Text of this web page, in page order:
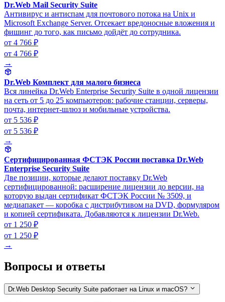
Dr.Web Mail Security Suite
Антивирус и антиспам для почтового потока на Unix и
Microsoft Exchange Server. Отсекает вредоносные вложения и
фишинг до того, как письмо дойдёт до сотрудника.
от 4 766 ₽
от 4 766 ₽
→
Dr.Web Комплект для малого бизнеса
Вся линейка Dr.Web Enterprise Security Suite в одной лицензии
на сеть от 5 до 25 компьютеров: рабочие станции, серверы,
почта, интернет-шлюз и мобильные устройства.
от 5 536 ₽
от 5 536 ₽
→
Сертифицированная ФСТЭК России поставка Dr.Web
Enterprise Security Suite
Две позиции, которые делают поставку Dr.Web
сертифицированной: расширение лицензии до версии, на
которую выдан сертификат ФСТЭК России № 3509, и
медиапакет — коробка с дистрибутивом на DVD, формуляром
и копией сертификата. Добавляются к лицензии Dr.Web.
от 1 250 ₽
от 1 250 ₽
→
Вопросы и ответы
Dr.Web Desktop Security Suite работает на Linux и macOS?